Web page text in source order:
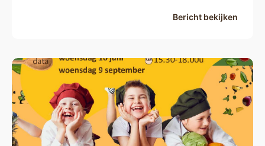
Bericht bekijken